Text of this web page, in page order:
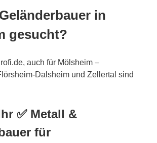
in
gesucht?
auch für Mölsheim –
Dalsheim und Zellertal sind
✅ Metall &
für